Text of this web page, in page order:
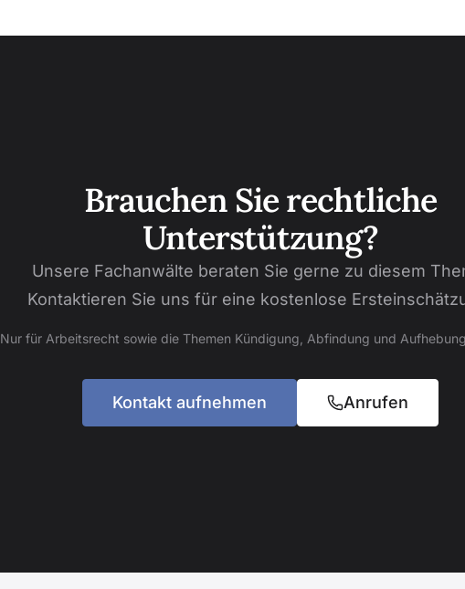
Brauchen Sie rechtliche
Unterstützung?
Unsere Fachanwälte beraten Sie gerne zu diesem
Kontaktieren Sie uns für eine kostenlose
Nur für Arbeitsrecht sowie die Themen Kündigung, Abfindung und
Kontakt aufnehmen Anrufen